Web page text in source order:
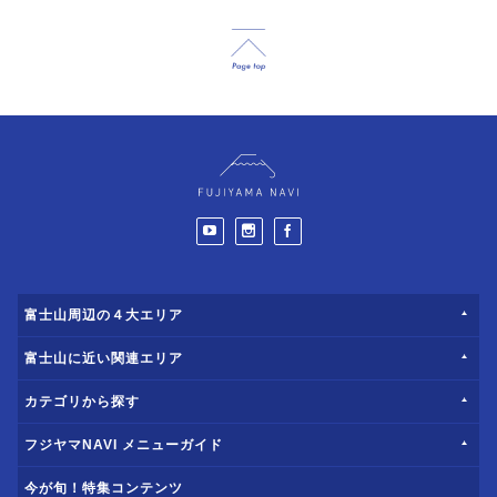
富士山周辺の４大エリア
富士山に近い関連エリア
カテゴリから探す
フジヤマNAVI メニューガイド
今が旬！特集コンテンツ